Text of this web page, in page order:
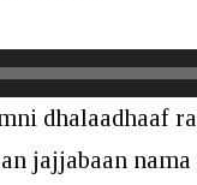
dhalaadhaaf
jajjabaan nama